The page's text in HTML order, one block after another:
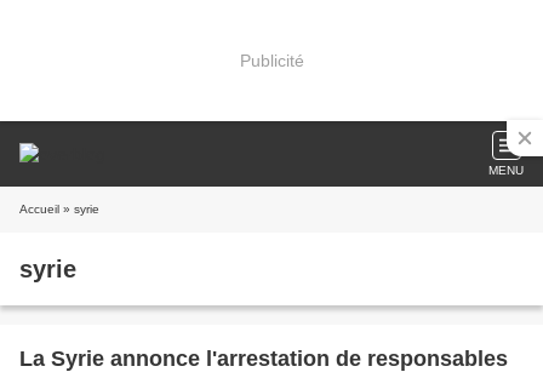
Publicité
MENU
Accueil » syrie
syrie
La Syrie annonce l'arrestation de responsables